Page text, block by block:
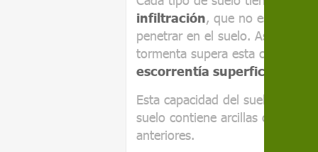
infiltración, que no es más
penetrar en el suelo. Así,
tormenta supera esta
escorrentía superficial
: el
Esta capacidad del suelo
suelo contiene arcillas o
anteriores.